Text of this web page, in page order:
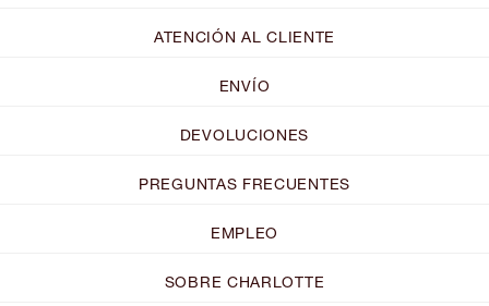
ATENCIÓN AL CLIENTE
ENVÍO
DEVOLUCIONES
PREGUNTAS FRECUENTES
EMPLEO
SOBRE CHARLOTTE